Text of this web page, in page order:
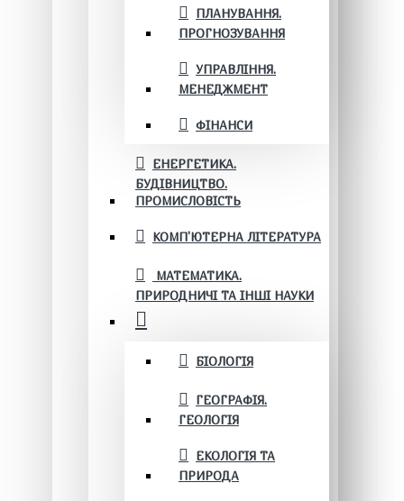
ПЛАНУВАННЯ.
ПРОГНОЗУВАННЯ
УПРАВЛІННЯ.
МЕНЕДЖМЕНТ
ФІНАНСИ
ЕНЕРГЕТИКА.
БУДІВНИЦТВО.
ПРОМИСЛОВІСТЬ
КОМП'ЮТЕРНА ЛІТЕРАТУРА
МАТЕМАТИКА.
ПРИРОДНИЧІ ТА ІНШІ НАУКИ
БІОЛОГІЯ
ГЕОГРАФІЯ.
ГЕОЛОГІЯ
ЕКОЛОГІЯ ТА
ПРИРОДА